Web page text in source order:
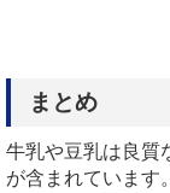
まとめ
牛乳や豆乳は良質
が含まれています